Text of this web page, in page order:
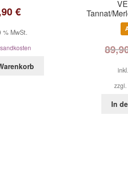
€
% MwSt.
Tannat/
zzgl.
In